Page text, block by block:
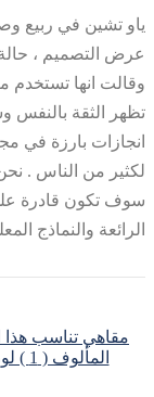
عرض التصميم ، حالة
وقالت انها تستخدم
تظهر الثقة بالنفس
انجازات بارزة في
لكثير من الناس .
سوف تكون قادرة على
الرائعة والنماذج
مقاهي تناسب هذا
المألوف ( 1 ) لون القهوة + أسود اللباس جعل تحليل اللون